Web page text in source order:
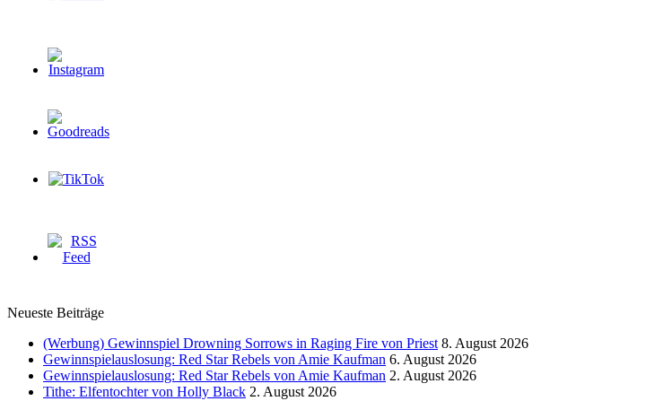
Neueste Beiträge
(Werbung) Gewinnspiel Drowning Sorrows in Raging Fire von Priest 8. August 2026
Gewinnspielauslosung: Red Star Rebels von Amie Kaufman 6. August 2026
Gewinnspielauslosung: Red Star Rebels von Amie Kaufman 2. August 2026
Tithe: Elfentochter von Holly Black 2. August 2026